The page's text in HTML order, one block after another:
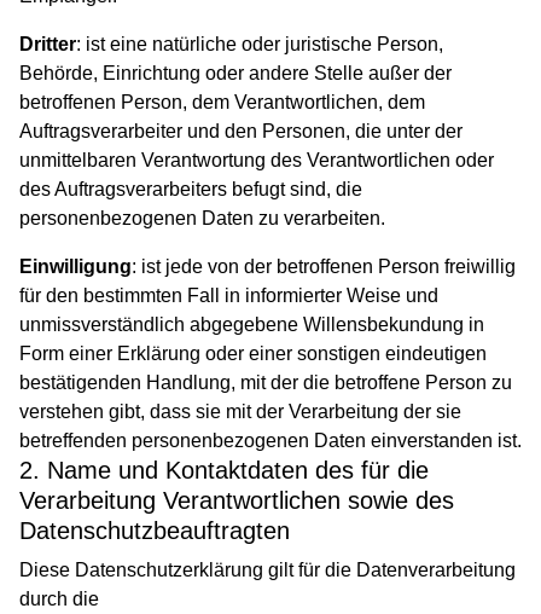
Dritter: ist eine natürliche oder juristische Person,
Behörde, Einrichtung oder andere Stelle außer der
betroffenen Person, dem Verantwortlichen, dem
Auftragsverarbeiter und den Personen, die unter der
unmittelbaren Verantwortung des Verantwortlichen oder
des Auftragsverarbeiters befugt sind, die
personenbezogenen Daten zu verarbeiten.
Einwilligung: ist jede von der betroffenen Person freiwillig
für den bestimmten Fall in informierter Weise und
unmissverständlich abgegebene Willensbekundung in
Form einer Erklärung oder einer sonstigen eindeutigen
bestätigenden Handlung, mit der die betroffene Person zu
verstehen gibt, dass sie mit der Verarbeitung der sie
betreffenden personenbezogenen Daten einverstanden ist.
2. Name und Kontaktdaten des für die
Verarbeitung Verantwortlichen sowie des
Datenschutzbeauftragten
Diese Datenschutzerklärung gilt für die Datenverarbeitung
durch die